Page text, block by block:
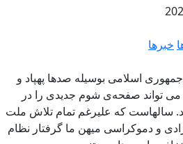
خبرها
اسلامی بوسیله صدها پهپاد و
تواند صفحه‌ی شوم جدیدی را در
سالهاست که علیرغم تمام تلاش ملت
و دموکراسی میهن ما گرفتار نظام